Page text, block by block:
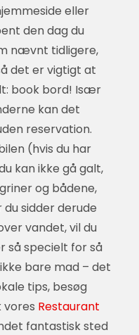
eller
den dag du
nævnt tidligere,
det er vigtigt at
book bord! Især
kan det
reservation.
(hvis du har
kan ikke gå galt,
og bådene,
sidder derude
vandet, vil du
så specielt for så
bare mad – det
tips, besøg
vores Restaurant
fantastisk sted